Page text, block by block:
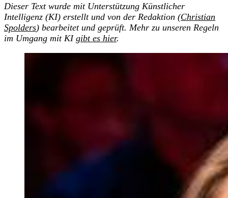
Dieser Text wurde mit Unterstützung Künstlicher
Intelligenz (KI) erstellt und von der Redaktion (Christian
Spolders) bearbeitet und geprüft. Mehr zu unseren Regeln
im Umgang mit KI gibt es hier.